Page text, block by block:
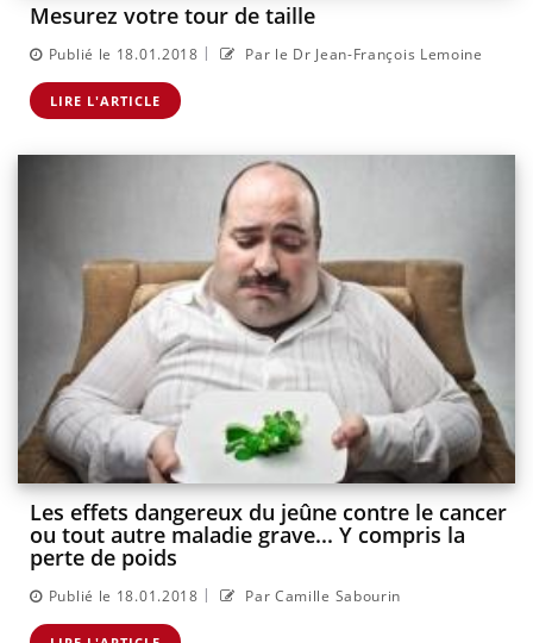
Mesurez votre tour de taille
Publié le 18.01.2018 | Par le Dr Jean-François Lemoine
LIRE L'ARTICLE
Les effets dangereux du jeûne contre le cancer
ou tout autre maladie grave... Y compris la
perte de poids
Publié le 18.01.2018 | Par Camille Sabourin